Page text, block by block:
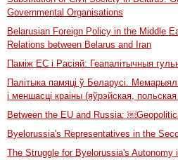
Governmental Organisations
Belarusian Foreign Policy in the Middle
Relations between Belarus and Iran
Паміж ЕС і Расіяй: Геапалітычныя
Палітыка памяці ў Беларусі.
і меншасці краіны (яўрэйская,
Between the EU and Russia:
Byelorussia's Representatives in the
The Struggle for Byelorussia's Autonomy